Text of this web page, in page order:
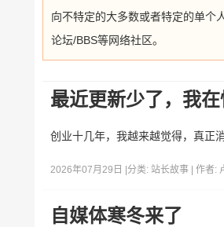
向不特定的大多数或者特定的单个
论坛/BBS等网络社区。
最近更新少了，我
创业十几年，我越来越觉得，真正
2026年07月29日 | 分类: 站长故事 | 作者:
自媒体寒冬来了